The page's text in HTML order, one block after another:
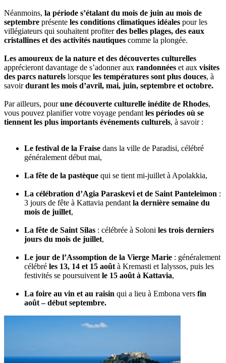
Néanmoins, la période s’étalant du mois de juin au mois de
septembre présente les conditions climatiques idéales pour les
villégiateurs qui souhaitent profiterdes belles plages, des eaux
cristallines et des activités nautiques comme la plongée.
Les amoureux de la nature et des découvertes culturelles
apprécieront davantage de s’adonner aux randonnées et aux visites
des parcs naturels lorsque les températures sont plus douces, à
savoirdurant les mois d’avril, mai, juin, septembre et octobre.
Par ailleurs, pourune découverte culturelle inédite de Rhodes,
vous pouvez planifier votre voyage pendant les périodes où se
tiennent les plus importants événements culturels, à savoir :
Le festival de la Fraise dans la ville de Paradisi, célébré
généralement début mai,
La fête de la pastèque qui se tient mi-juillet à Apolakkia,
La célébration d’Agia Paraskevi et de Saint Panteleimon :
3 jours de fête à Kattavia pendant la dernière semaine du
mois de juillet,
La fête de Saint Silas : célébrée à Soloni les trois derniers
jours du mois de juillet,
Le jour de l’Assomption de la Vierge Marie : généralement
célébré les 13, 14 et 15 août à Kremasti et Ialyssos, puis les
festivités se poursuivent le 15 août à Kattavia,
La foire au vin et au raisin qui a lieu à Embona vers fin
août – début septembre.